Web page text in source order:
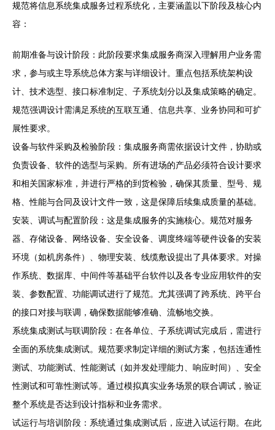
规范将信息系统集成服务过程系统化，主要涵盖以下阶段及核心内
容：
前期准备与设计阶段：此阶段要求集成服务商深入理解用户业务需
求，参与或主导系统总体方案与详细设计。重点包括系统架构设
计、技术选型、接口标准制定、子系统划分以及集成策略的确定。
规范强调设计需满足系统的互联互通、信息共享、业务协同和可扩
展性要求。
设备与软件采购及检验阶段：集成服务商需依据设计文件，协助或
负责设备、软件的选型与采购。所有进场的产品必须符合设计要求
和相关国家标准，并进行严格的到货检验，确保其质量、型号、规
格、性能与合同及设计文件一致，这是保障后续集成质量的基础。
安装、调试与配置阶段：这是集成服务的实施核心。规范对服务
器、存储设备、网络设备、安全设备、调度终端等硬件设备的安装
环境（如机房条件）、物理安装、线缆敷设提出了具体要求。对操
作系统、数据库、中间件等基础平台软件以及各专业应用软件的安
装、参数配置、功能调试进行了规范。尤其强调了跨系统、跨平台
的接口对接与联调，确保数据能够准确、流畅地交换。
系统集成测试与联调阶段：在各单位、子系统调试完成后，需进行
全面的系统集成测试。规范要求制定详细的测试方案，包括连通性
测试、功能测试、性能测试（如并发处理能力、响应时间）、安全
性测试和可靠性测试等。通过模拟真实业务场景的联合调试，验证
整个系统是否达到设计指标和业务需求。
试运行与培训阶段：系统通过集成测试后，应进入试运行期。在此